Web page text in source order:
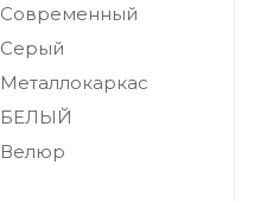
Современный
Серый
Металлокаркас
БЕЛЫЙ
Велюр